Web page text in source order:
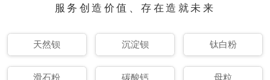
服务创造价值、存在造就未来
天然钡 沉淀钡 钛白粉
滑石粉 碳酸钙 母粒